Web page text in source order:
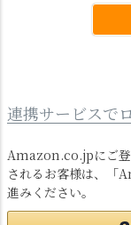
連携サービスで
Amazon.co.jpにご登
されるお客様は、「
進みください。